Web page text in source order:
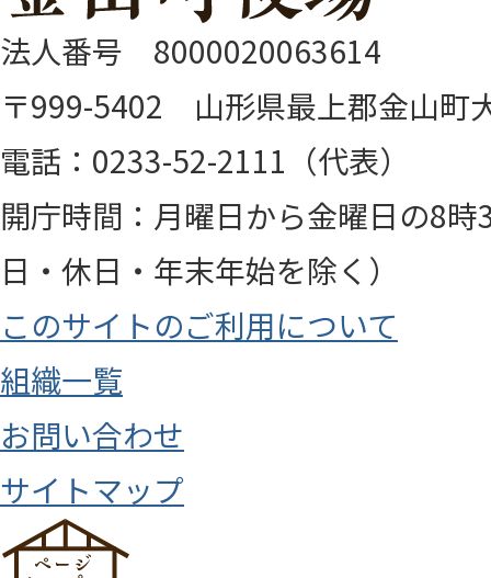
法人番号 8000020063614
〒999-5402 山形県最上郡金山町
電話：0233-52-2111（代表）
開庁時間：月曜日から金曜日の8
日・休日・年末年始を除く）
このサイトのご利用について
組織一覧
お問い合わせ
サイトマップ